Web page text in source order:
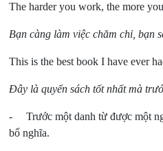
The harder you work, the more
Bạn càng làm việc chăm chỉ, bạn
This is the best book I have ever
Đây là quyển sách tốt nhất mà
- Trước một danh từ được một
bổ nghĩa.